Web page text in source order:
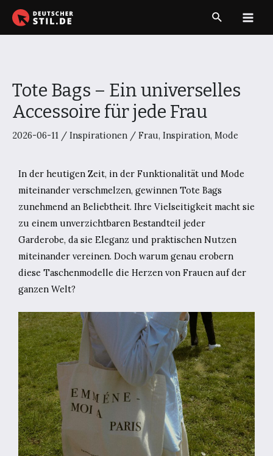
Zum
Inhalt
Suche
Tote Bags – Ein universelles
Accessoire für jede Frau
2026-06-11 / Inspirationen / Frau, Inspiration, Mode
In der heutigen Zeit, in der Funktionalität und Mode
miteinander verschmelzen, gewinnen Tote Bags
zunehmend an Beliebtheit. Ihre Vielseitigkeit macht sie
zu einem unverzichtbaren Bestandteil jeder
Garderobe, da sie Eleganz und praktischen Nutzen
miteinander vereinen. Doch warum genau erobern
diese Taschenmodelle die Herzen von Frauen auf der
ganzen Welt?